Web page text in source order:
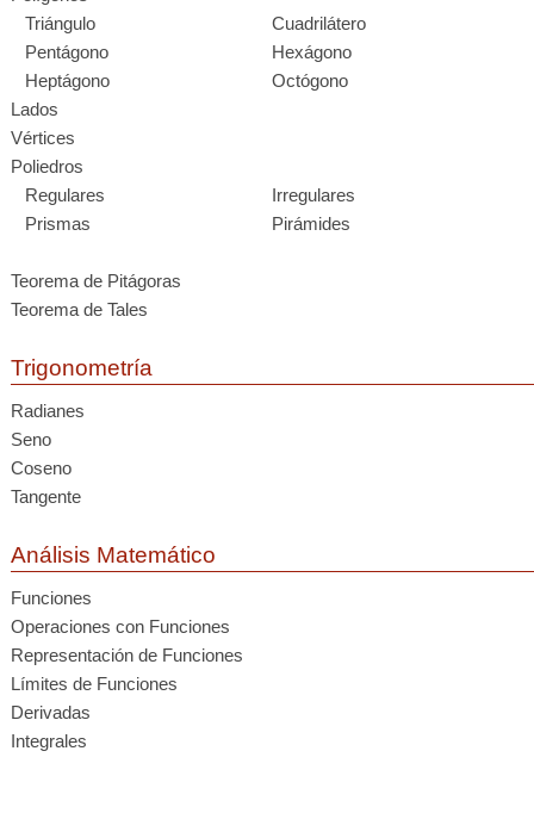
Triángulo
Cuadrilátero
Pentágono
Hexágono
Heptágono
Octógono
Lados
Vértices
Poliedros
Regulares
Irregulares
Prismas
Pirámides
Teorema de Pitágoras
Teorema de Tales
Trigonometría
Radianes
Seno
Coseno
Tangente
Análisis Matemático
Funciones
Operaciones con Funciones
Representación de Funciones
Límites de Funciones
Derivadas
Integrales